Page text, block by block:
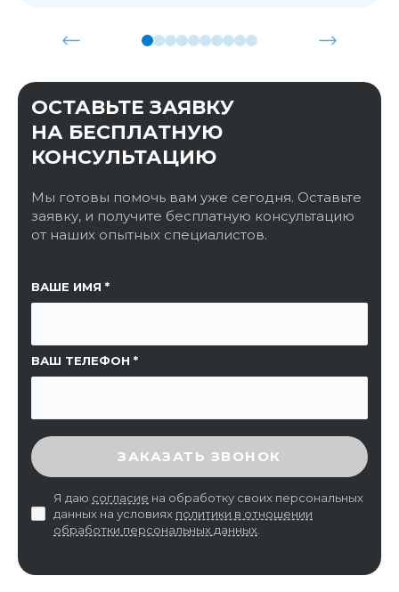
ОСТАВЬТЕ ЗАЯВКУ
НА БЕСПЛАТНУЮ
КОНСУЛЬТАЦИЮ
Мы готовы помочь вам уже сегодня. Оставьте
заявку, и получите бесплатную консультацию
от наших опытных специалистов.
ВАШЕ ИМЯ
ВАШ ТЕЛЕФОН
ССЫЛКА НА СТРАНИЦУ
ВВЕДИТЕ ПРОВЕРОЧНЫЙ КОД
ЗАКАЗАТЬ ЗВОНОК
Я даю согласие на обработку своих персональных
данных на условиях политики в отношении
обработки персональных данных